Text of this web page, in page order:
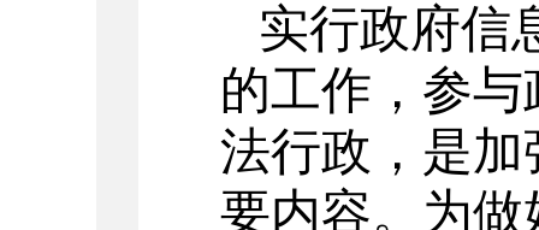
实行政府信
的工作，参
法行政，是
要内容。为